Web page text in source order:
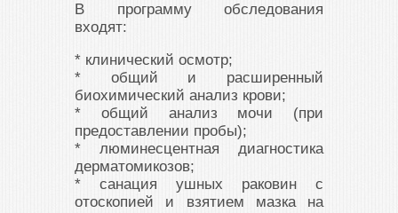
В программу обследования
входят:
* клинический осмотр;
* общий и расширенный
биохимический анализ крови;
* общий анализ мочи (при
предоставлении пробы);
* люминесцентная диагностика
дерматомикозов;
* санация ушных раковин с
отоскопией и взятием мазка на